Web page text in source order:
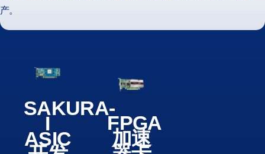
产。
SAKURA-
I
ASIC
FPGA
加速